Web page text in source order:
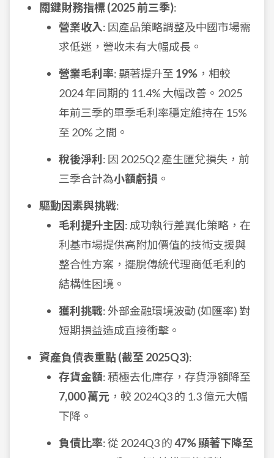
關鍵財務指標 (2025 前三季):
營業收入: 因產品策略調整及中國市場需
求低迷，營收未有大幅成長。
營業毛利率: 顯著提升至 19% ，相較
2024 年同期的 11.4% 大幅改善。2025
年前三季的單季毛利率穩定維持在 15%
至 20% 之間。
稅後淨利 : 因 2025Q2 產生匯兌損失，前
三季合計為小額虧損 。
驅動因素與挑戰:
毛利提升主因: 成功執行差異化策略，在
利基市場提供高附加價值的技術支援與
整合性方案，擺脫傳統代理商低毛利的
結構性困境。
獲利挑戰: 外部金融環境波動 (如匯率) 對
短期損益造成直接衝擊。
資產負債表重點 (截至 2025Q3):
存貨金額: 積極去化庫存，存貨淨額降至
7,000 萬元 ，較 2024Q3 的 1.3 億元大幅
下降。
負債比率: 從 2024Q3 的47% 顯著下降至